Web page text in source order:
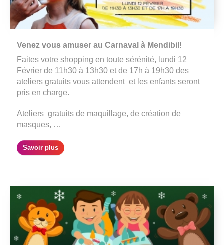
Venez vous amuser au Carnaval à Mendibil!
Faites votre shopping en toute sérénité, lundi 12
Février de 11h30 à 13h30 et de 17h à 19h30 des
ateliers gratuits vous attendent et les enfants seront
pris en charge.
Ateliers gratuits de maquillage, de création de
masques, …
Savoir plus